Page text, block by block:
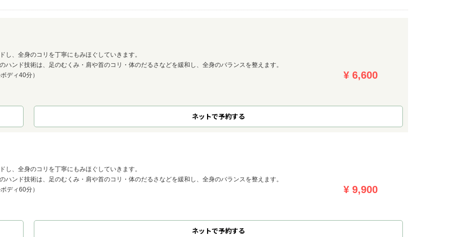
、全身のコリを丁寧にもみほぐしていきます。
ンド技術は、足のむくみ・肩や首のコリ・体のだるさなどを緩和し、全身のバランスを整えます。
ディ40分）
¥ 6,600
ネットで予約する
、全身のコリを丁寧にもみほぐしていきます。
ンド技術は、足のむくみ・肩や首のコリ・体のだるさなどを緩和し、全身のバランスを整えます。
ディ60分）
¥ 9,900
ネットで予約する